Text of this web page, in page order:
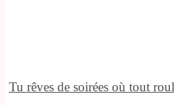
Tu rêves de soirées où tout